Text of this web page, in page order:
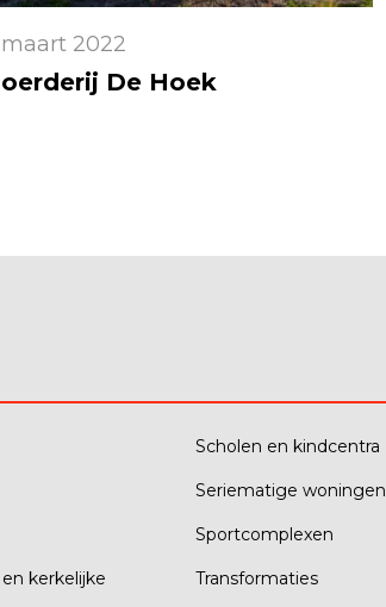
2022
De Hoek
kerkelijke
Scholen en kindcentra
Seriematige woningen
Sportcomplexen
Transformaties